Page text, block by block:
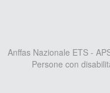
Anffas Nazionale ETS -
Persone con